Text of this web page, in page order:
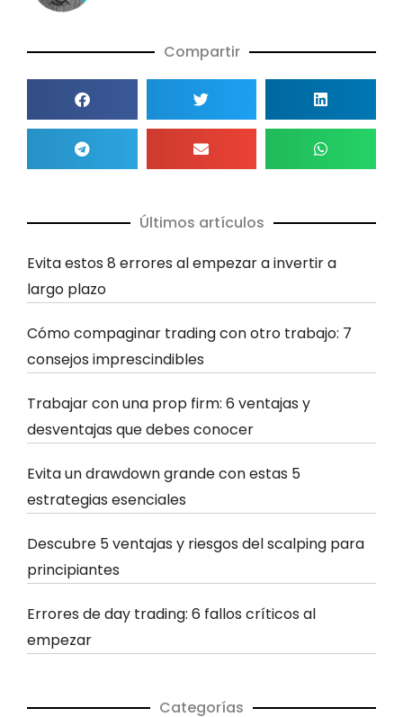
Compartir
Últimos artículos
Evita estos 8 errores al empezar a invertir a
largo plazo
Cómo compaginar trading con otro trabajo: 7
consejos imprescindibles
Trabajar con una prop firm: 6 ventajas y
desventajas que debes conocer
Evita un drawdown grande con estas 5
estrategias esenciales
Descubre 5 ventajas y riesgos del scalping para
principiantes
Errores de day trading: 6 fallos críticos al
empezar
Categorías